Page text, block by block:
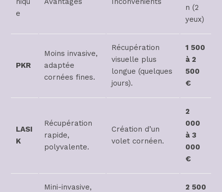
e
n (2
yeux)
PKR
Moins invasive,
adaptée
cornées fines.
Récupération
visuelle plus
longue (quelques
jours).
1 500
à 2
500
€
LASI
K
Récupération
rapide,
polyvalente.
Création d’un
volet cornéen.
2
000
à 3
000
€
Mini-invasive,
2 500